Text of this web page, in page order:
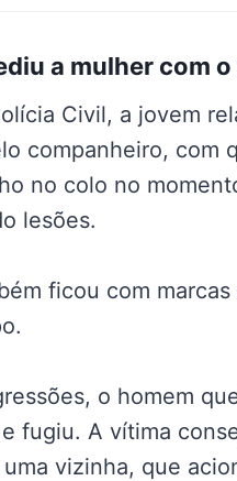
a mulher com
Civil, a jovem
companheiro, com
no colo no
lesões.
ficou com
o homem
fugiu. A vítima
vizinha, que